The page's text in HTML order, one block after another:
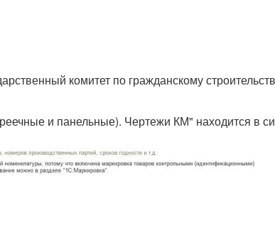
комитет по гражданскому
и панельные). Чертежи КМ" находится в